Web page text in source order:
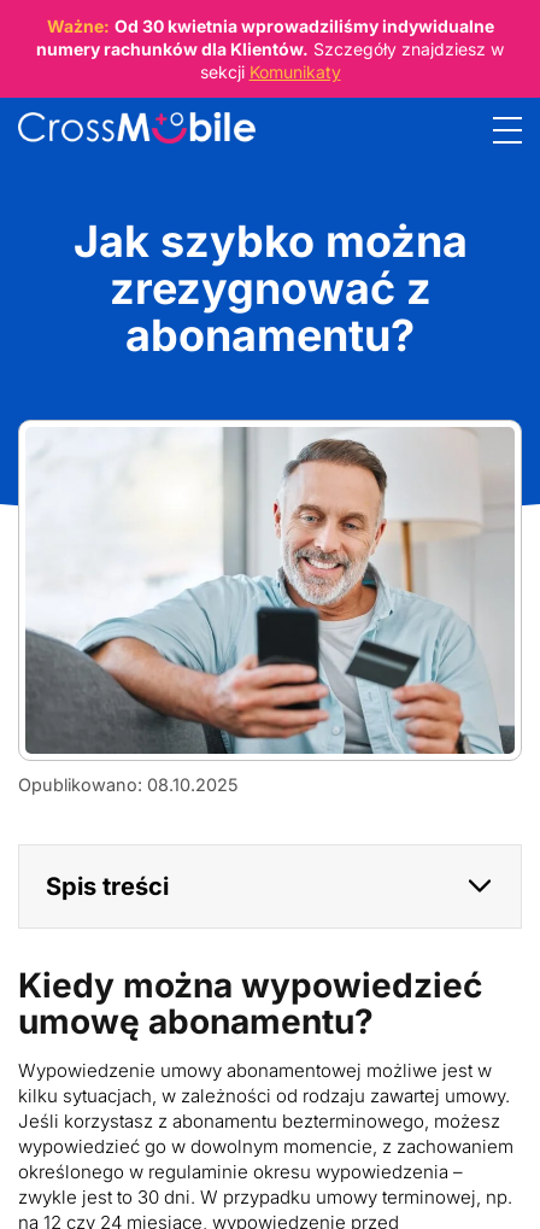
Ważne: Od 30 kwietniawprowadziliśmy indywidualne
numery rachunków dla Klientów. Szczegóły znajdziesz w
sekcji Komunikaty
Jak szybko można
zrezygnować z
abonamentu?
szybko-
abonamentu
Opublikowano: 08.10.2025
Spis treści
Kiedy można wypowiedzieć
umowę abonamentu?
Wypowiedzenie umowy abonamentowej możliwe jest w
kilku sytuacjach, w zależności od rodzaju zawartej umowy.
Jeśli korzystasz z abonamentu bezterminowego, możesz
wypowiedzieć go w dowolnym momencie, z zachowaniem
określonego w regulaminie okresu wypowiedzenia –
zwykle jest to 30 dni. W przypadku umowy terminowej, np.
na 12 czy 24 miesiące, wypowiedzenie przed